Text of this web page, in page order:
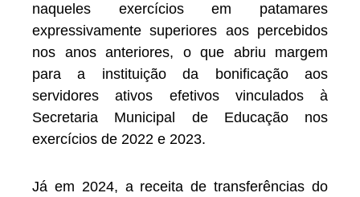
naqueles exercícios em patamares
expressivamente superiores aos percebidos
nos anos anteriores, o que abriu margem
para a instituição da bonificação aos
servidores ativos efetivos vinculados à
Secretaria Municipal de Educação nos
exercícios de 2022 e 2023.
Já em 2024, a receita de transferências do